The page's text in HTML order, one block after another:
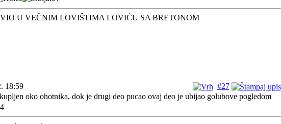
U VEČNIM LOVIŠTIMA LOVIĆU SA BRETONOM
#27
18:59
oko ohotnika, dok je drugi deo pucao ovaj deo je ubijao golubove pogledom